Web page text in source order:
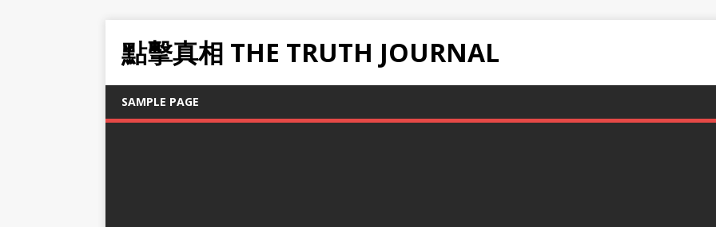
點擊真相 THE TRUTH JOURNAL
SAMPLE PAGE